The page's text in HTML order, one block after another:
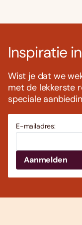
Inspiratie
Wist je dat we
met de lekkerste
speciale
E-mailadres: